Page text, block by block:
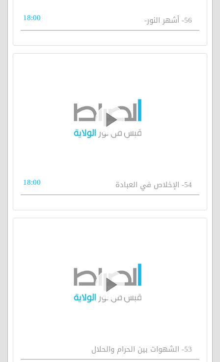
56- أشهر النور- 18:00
54- الإخلاص في العبادة 18:00
53- الشهوات بين الحرام والحلال